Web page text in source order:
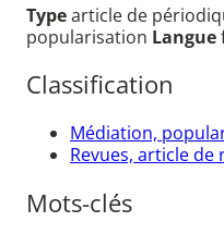
Typearticle de
popularisation Langue
Classification
Médiation,
Revues, article de
Mots-clés